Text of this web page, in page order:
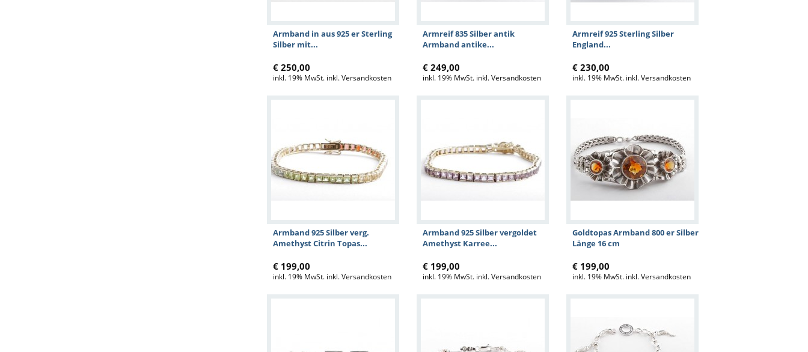
Armband in aus 925 er Sterling
Silber mit...
€ 250,00
inkl. 19% MwSt. inkl. Versandkosten
Armreif 835 Silber antik
Armband antike...
€ 249,00
inkl. 19% MwSt. inkl. Versandkosten
Armreif 925 Sterling Silber
England...
€ 230,00
inkl. 19% MwSt. inkl. Versandkosten
Armband 925 Silber verg.
Amethyst Citrin Topas...
€ 199,00
inkl. 19% MwSt. inkl. Versandkosten
Armband 925 Silber vergoldet
Amethyst Karree...
€ 199,00
inkl. 19% MwSt. inkl. Versandkosten
Goldtopas Armband 800 er Silber
Länge 16 cm
€ 199,00
inkl. 19% MwSt. inkl. Versandkosten